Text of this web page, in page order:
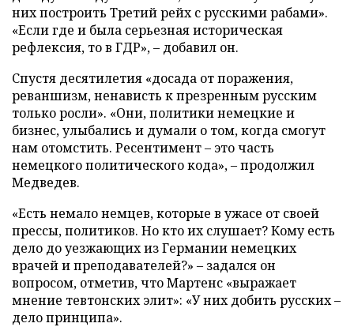
них построить Третий рейх с русскими рабами».
«Если где и была серьезная историческая
рефлексия, то в ГДР», – добавил он.
Спустя десятилетия «досада от поражения,
реваншизм, ненависть к презренным русским
только росли». «Они, политики немецкие и
бизнес, улыбались и думали о том, когда смогут
нам отомстить. Ресентимент – это часть
немецкого политического кода», – продолжил
Медведев.
«Есть немало немцев, которые в ужасе от своей
прессы, политиков. Но кто их слушает? Кому есть
дело до уезжающих из Германии немецких
врачей и преподавателей?» – задался он
вопросом, отметив, что Мартенс «выражает
мнение тевтонских элит»: «У них добить русских –
дело принципа».